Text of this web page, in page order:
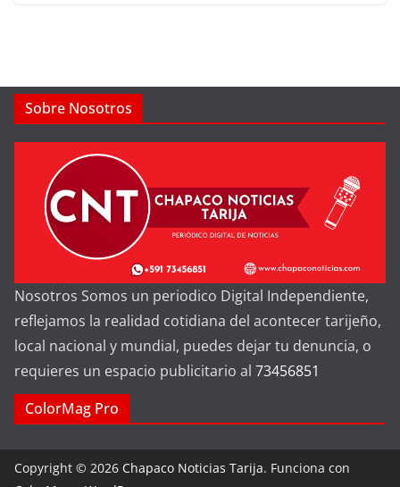
Sobre Nosotros
Nosotros Somos un periodico Digital Independiente,
reflejamos la realidad cotidiana del acontecer tarijeño,
local nacional y mundial, puedes dejar tu denuncia, o
requieres un espacio publicitario al 73456851
ColorMag Pro
Copyright © 2026 Chapaco Noticias Tarija. Funciona con